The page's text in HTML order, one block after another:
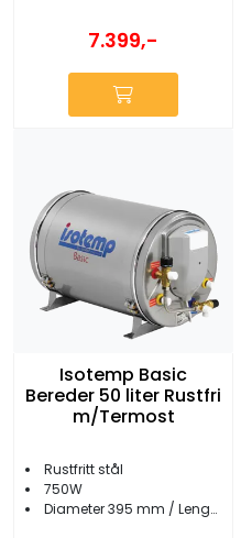
7.399,-
Isotemp Basic
Bereder 50 liter Rustfri
m/Termost
Rustfritt stål
750W
Diameter 395 mm / Lengde 780 mm